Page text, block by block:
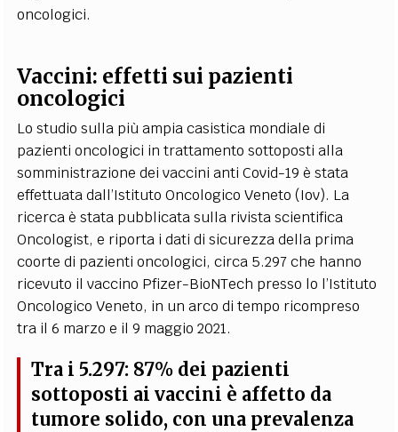
oncologici.
Vaccini: effetti sui pazienti
oncologici
Lo studio sulla più ampia casistica mondiale di
pazienti oncologici in trattamento sottoposti alla
somministrazione dei vaccini anti Covid-19 è stata
effettuata dall’Istituto Oncologico Veneto (Iov). La
ricerca è stata pubblicata sulla rivista scientifica
Oncologist, e riporta i dati di sicurezza della prima
coorte di pazienti oncologici, circa 5.297 che hanno
ricevuto il vaccino Pfizer-BioNTech presso lo l’Istituto
Oncologico Veneto, in un arco di tempo ricompreso
tra il 6 marzo e il 9 maggio 2021.
Tra i 5.297: 87% dei pazienti
sottoposti ai vaccini è affetto da
tumore solido, con una prevalenza